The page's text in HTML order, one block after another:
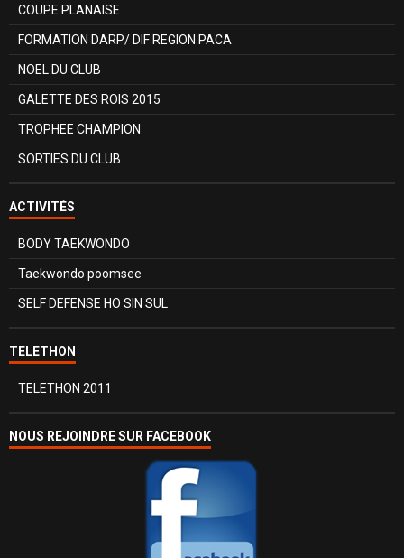
COUPE PLANAISE
FORMATION DARP/ DIF REGION PACA
NOEL DU CLUB
GALETTE DES ROIS 2015
TROPHEE CHAMPION
SORTIES DU CLUB
ACTIVITÉS
BODY TAEKWONDO
Taekwondo poomsee
SELF DEFENSE HO SIN SUL
TELETHON
TELETHON 2011
NOUS REJOINDRE SUR FACEBOOK